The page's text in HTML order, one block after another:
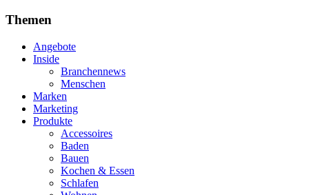
Themen
Angebote
Inside
Branchennews
Menschen
Marken
Marketing
Produkte
Accessoires
Baden
Bauen
Kochen & Essen
Schlafen